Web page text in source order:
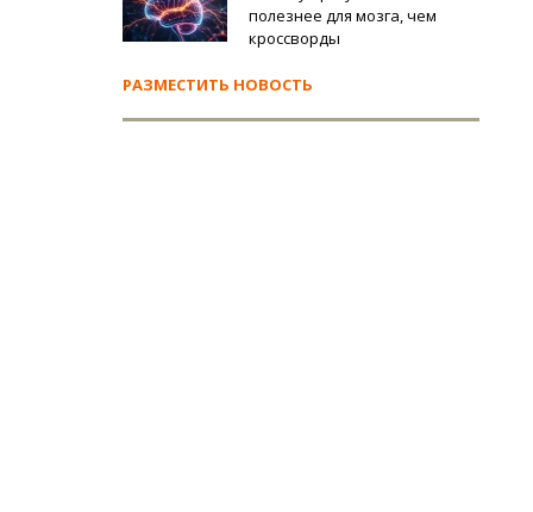
полезнее для мозга, чем
кроссворды
РАЗМЕСТИТЬ НОВОСТЬ